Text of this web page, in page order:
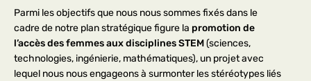
Parmi les objectifs que nous nous sommes fixés dans le
cadre de notre plan stratégique figure la promotion de
l’accès des femmes aux disciplines STEM(sciences,
technologies, ingénierie, mathématiques), un projet avec
lequel nous nous engageons à surmonter les stéréotypes liés